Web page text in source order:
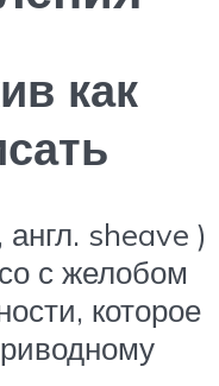
как
sheave )
с желобом
которое